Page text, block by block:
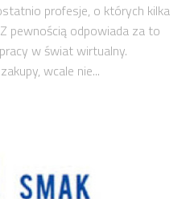
profesje, o których kilka
pewnością odpowiada za to
w świat wirtualny.
wcale nie...